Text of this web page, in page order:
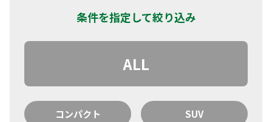
条件を指定して絞り込み
ALL
コンパクト SUV